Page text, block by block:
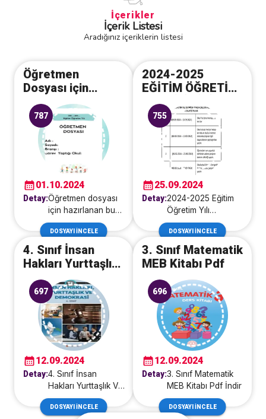
İçerikler
İçerik Listesi
Aradığınız içeriklerin listesi
Öğretmen
Dosyası için
kapaklar ve
içerikler(15
Sayfa)
787
01.10.2024
Detay:Öğretmen dosyası
için hazırlanan bu
kapaklar ve
içerikler, eğitim
süreçlerinin daha
verimli bir şekilde
yönetilmesine
yardımcı olur.
Düzenli bir
öğretmen dosyası,
hem öğretmenin
işini kolaylaştırır
hem de öğrencilerin
motivasyonunu
artırır. Bu dosyayı
hemen oluşturun ve
eğitim
yolculuğunuzda
fark yaratın!Anahtar
DOSYAYI İNCELE
2024-2025
EĞİTİM ÖĞRETİM
YILI DİLİMİZİN
ZENGİNLİKLERİ
PROJESİ EYLÜL
AYI ÇALIŞMA
PLANI
755
25.09.2024
Detay:2024-2025 Eğitim
Öğretim Yılı
Dili̇mi̇zi̇n
Zenginlikleri Projesi
Eylül Ayı Çalışma
Planı2024-2025
eğitim öğretim yılı,
dilimizin
zenginliklerini
keşfetmek ve
öğretmek amacıyla
hazırlanmış olan
"Dili̇mi̇zi̇n
Zenginlikleri
Projesi" ile
heyecan verici bir
başlangıç yapıyor.
Bu proje,
öğrencilere
DOSYAYI İNCELE
4. Sınıf İnsan
Hakları Yurttaşlık
Ve Demokrasi
Ders Kitabı Hecce
697
12.09.2024
Detay:4. Sınıf İnsan
Hakları Yurttaşlık Ve
Demokrasi Ders
Kitabı Hecce
DOSYAYI İNCELE
3. Sınıf Matematik
MEB Kitabı Pdf
696
12.09.2024
Detay:3. Sınıf Matematik
MEB Kitabı Pdf İndir
DOSYAYI İNCELE